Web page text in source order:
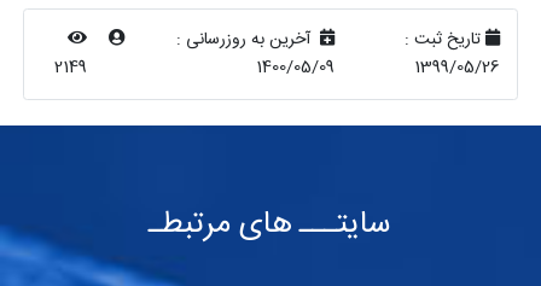
تاریخ ثبت :
1399/05/26
آخرین به روزرسانی :
1400/05/09
2149
سایتـــ های مرتبطـ